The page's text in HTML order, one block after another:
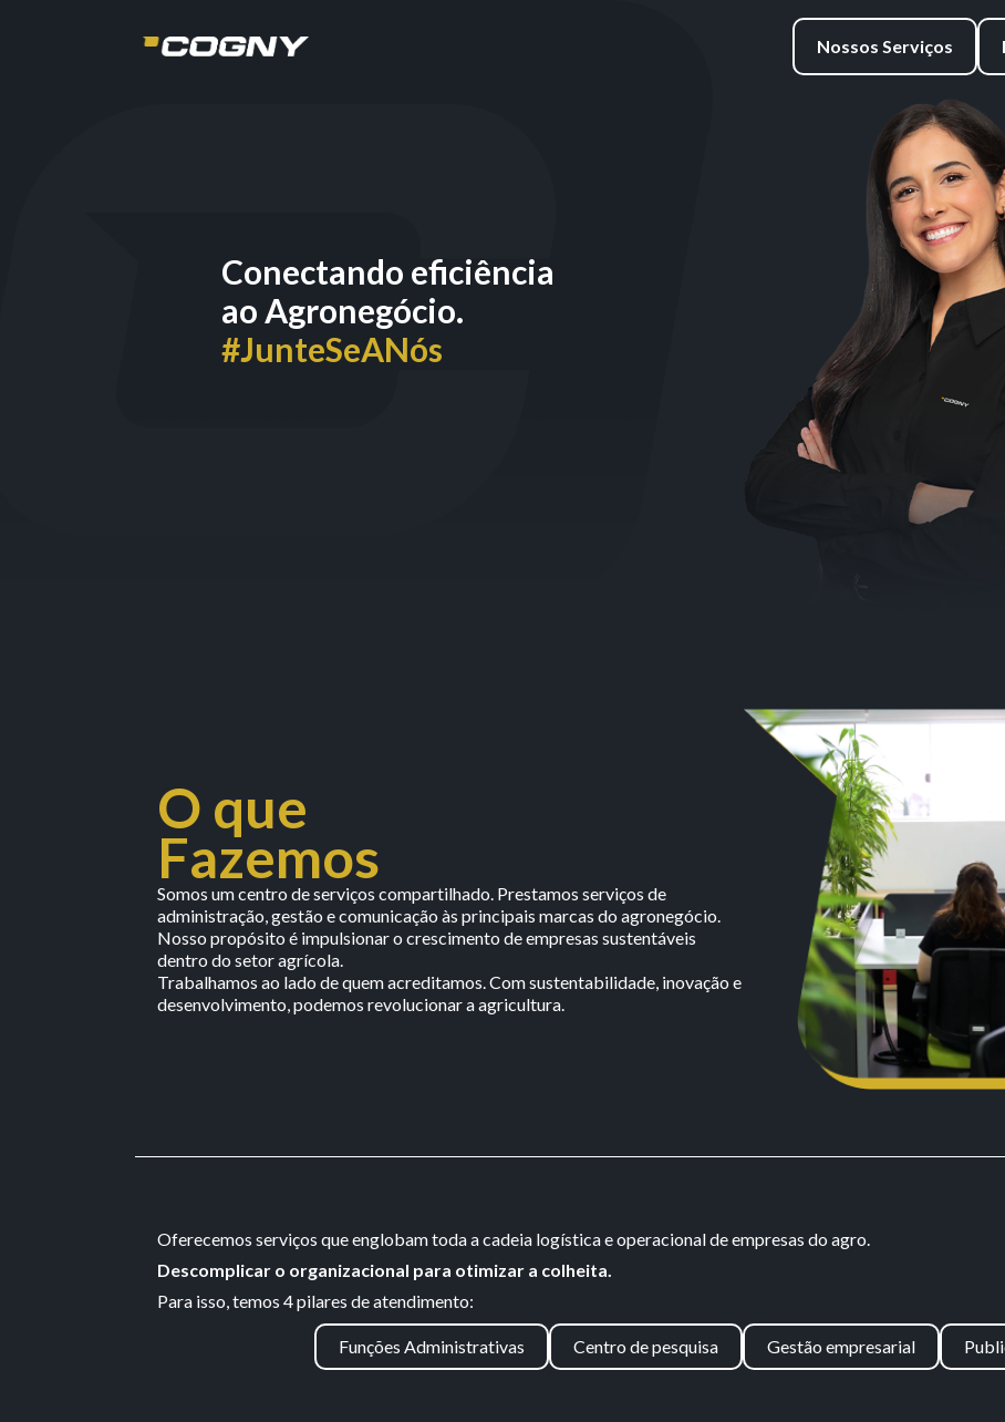
Nossos Serviços
Conectando eficiência
ao Agronegócio.
#JunteSeANós
O que
Fazemos
Somos um centro de serviços compartilhado. Prestamos serviços de
administração, gestão e comunicação às principais marcas do agronegócio.
Nosso propósito é impulsionar o crescimento de empresas sustentáveis
dentro do setor agrícola.
Trabalhamos ao lado de quem acreditamos. Com sustentabilidade, inovação e
desenvolvimento, podemos revolucionar a agricultura.
Oferecemos serviços que englobam toda a cadeia logística e operacional de empresas do agro.
Descomplicar o organizacional para otimizar a colheita.
Para isso, temos 4 pilares de atendimento:
Funções Administrativas Centro de pesquisa Gestão empresarial